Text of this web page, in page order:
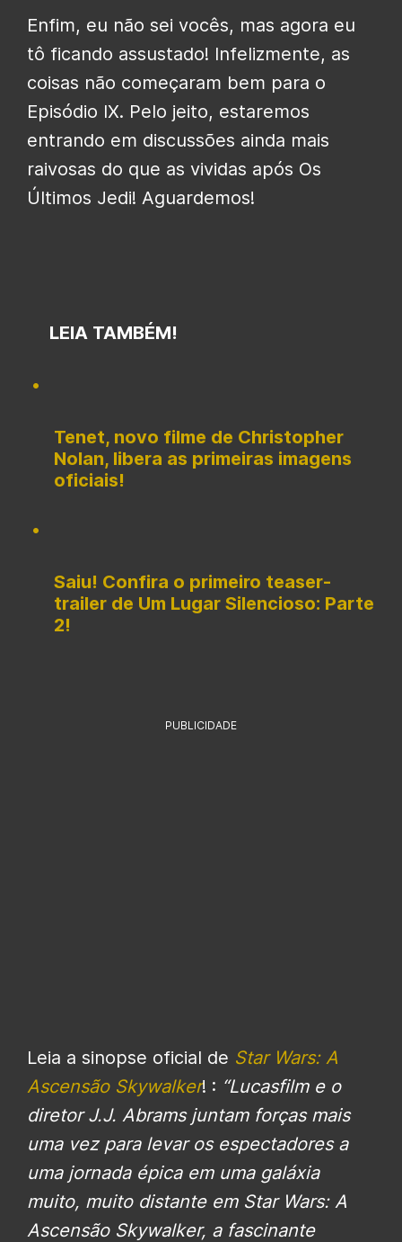
Enfim, eu não sei vocês, mas agora eu
tô ficando assustado! Infelizmente, as
coisas não começaram bem para o
Episódio IX. Pelo jeito, estaremos
entrando em discussões ainda mais
raivosas do que as vividas após Os
Últimos Jedi! Aguardemos!
LEIA TAMBÉM!
Tenet, novo filme de Christopher
Nolan, libera as primeiras imagens
oficiais!
Saiu! Confira o primeiro teaser-
trailer de Um Lugar Silencioso: Parte
2!
PUBLICIDADE
Leia a sinopse oficial de Star Wars: A
Ascensão Skywalker! : “Lucasfilm e o
diretor J.J. Abrams juntam forças mais
uma vez para levar os espectadores a
uma jornada épica em uma galáxia
muito, muito distante em Star Wars: A
Ascensão Skywalker, a fascinante